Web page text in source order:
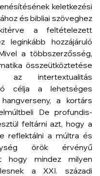
keletkezési
és bibliai szöveghez
a feltételezett
leginkább hozzájáruló
a többszerzősség,
összeütköztetése
az intertextualitás
célja a lehetséges
a kortárs
De profundis-
feltárni azt, hogy a
reflektálni a múltra és
örök érvényű
hogy mindez milyen
a XXI. századi